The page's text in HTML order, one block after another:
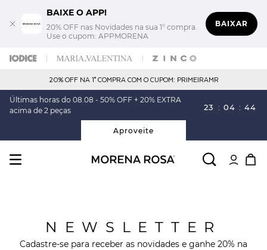
BAIXE O APP!
20% OFF nas Novidades na sua 1° compra.
Use o cupom: APPMORENA
BAIXAR
20% OFF NA 1° COMPRA COM O CUPOM: PRIMEIRAMR
Últimas horas do 08.08 - 50% OFF + 20% EXTRA
acima de 2 peças
23 : 04 : 43
Aproveite
NEWSLETTER
Cadastre-se para receber as novidades e ganhe 20% na